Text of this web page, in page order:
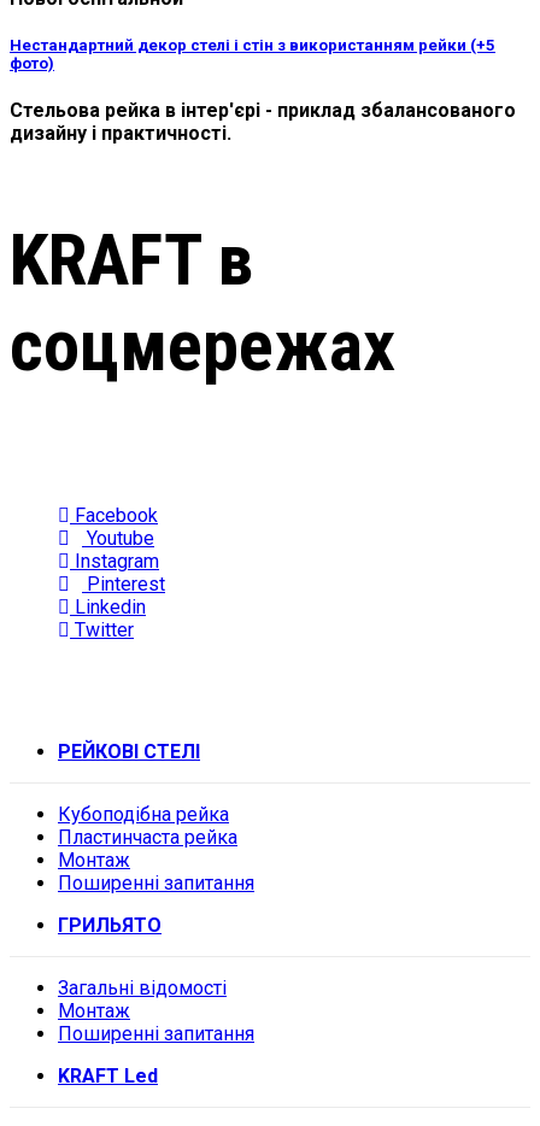
Нестандартний декор стелі і стін з використанням рейки (+5
фото)
Стельова рейка в інтер'єрі - приклад збалансованого
дизайну і практичності.
KRAFT в
соцмережах
Facebook
Youtube
Instagram
Pinterest
Linkedin
Twitter
РЕЙКОВІ СТЕЛІ
Кубоподібна рейка
Пластинчаста рейка
Монтаж
Поширенні запитання
ГРИЛЬЯТО
Загальні відомості
Монтаж
Поширенні запитання
KRAFT Led